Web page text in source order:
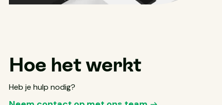
Hoe het werkt
Heb je hulp nodig?